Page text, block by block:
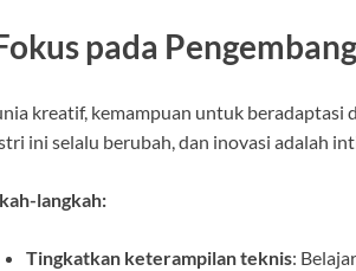
pada
kreatif, kemampuan untuk beradaptasi
ini selalu berubah, dan inovasi adalah
langkah:
Tingkatkan keterampilan teknis: